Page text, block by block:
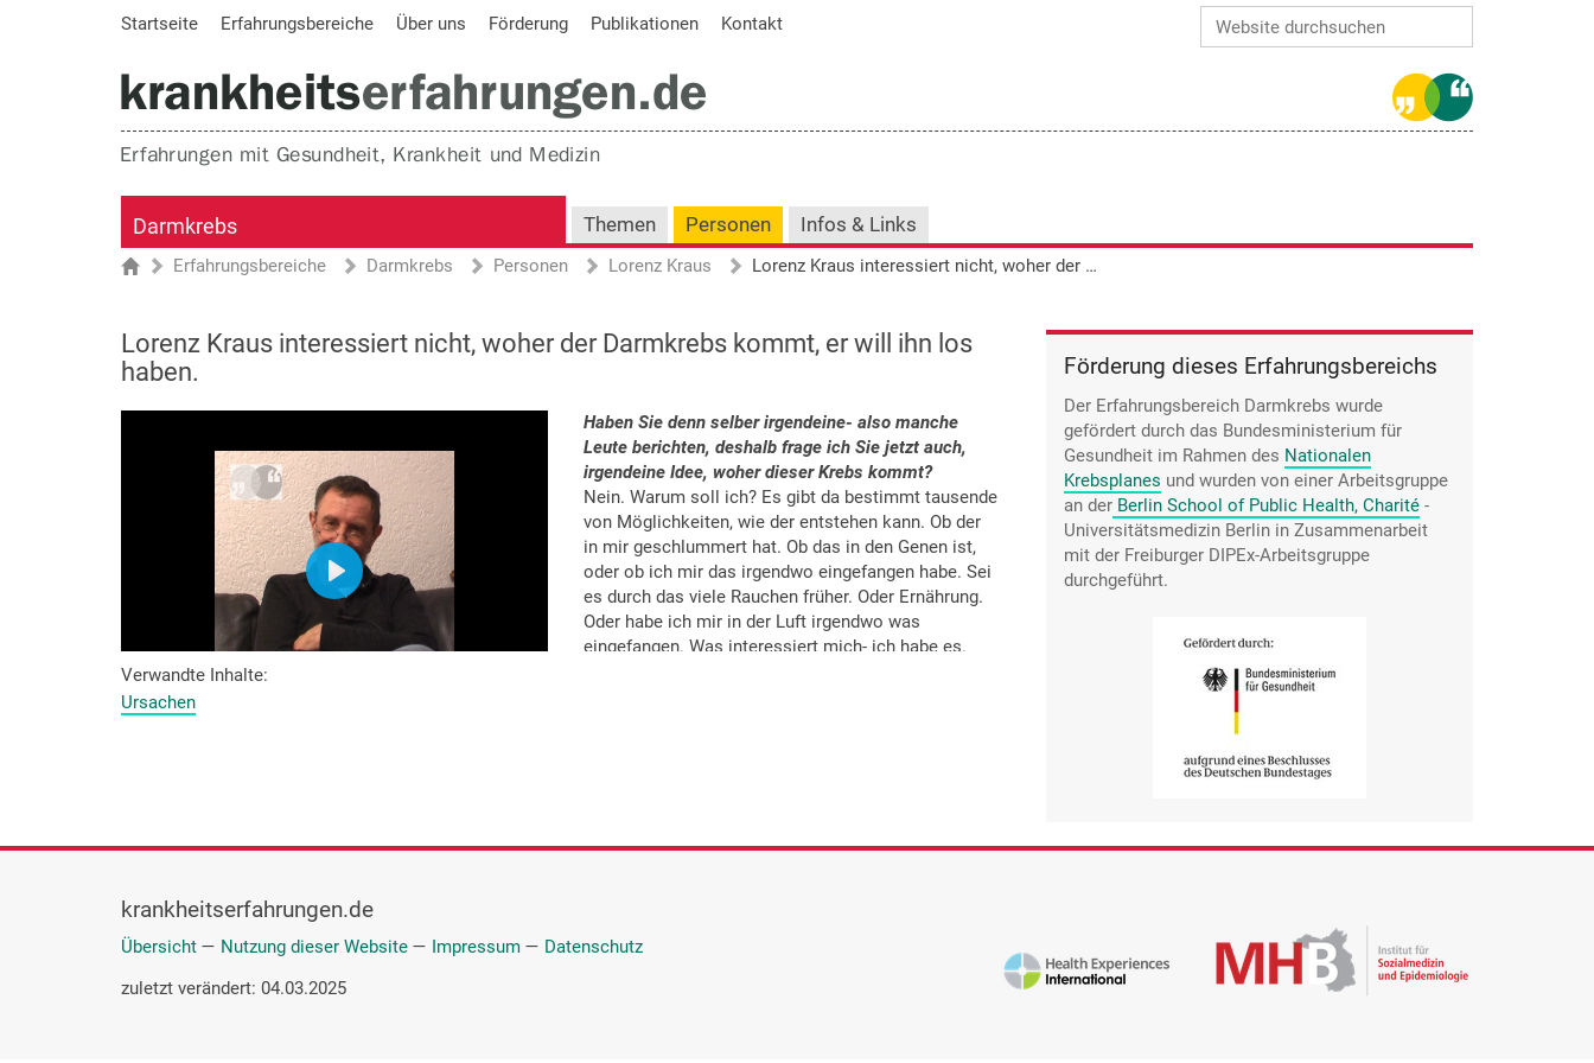
Erweiterte Suche…
Startseite Erfahrungsbereiche Über uns Förderung Publikationen Kontakt
Darmkrebs Themen Personen Infos & Links
Sie sind hier
StartseiteErfahrungsbereiche Darmkrebs Personen Lorenz Kraus Lorenz Kraus interessiert nicht, woher der Darmkrebs kommt, er will ihn los haben.
Lorenz Kraus interessiert nicht, woher der Darmkrebs kommt, er will ihn los
haben.
Haben Sie denn selber irgendeine- also manche
Leute berichten, deshalb frage ich Sie jetzt auch,
irgendeine Idee, woher dieser Krebs kommt?
Nein. Warum soll ich? Es gibt da bestimmt tausende
von Möglichkeiten, wie der entstehen kann. Ob der
in mir geschlummert hat. Ob das in den Genen ist,
oder ob ich mir das irgendwo eingefangen habe. Sei
es durch das viele Rauchen früher. Oder Ernährung.
Oder habe ich mir in der Luft irgendwo was
eingefangen. Was interessiert mich- ich habe es.
Verwandte Inhalte
Ursachen
Förderung dieses Erfahrungsbereichs
Der Erfahrungsbereich Darmkrebs wurde
gefördert durch das Bundesministerium für
Gesundheit im Rahmen des Nationalen
Krebsplanes und wurden von einer Arbeitsgruppe
an der Berlin School of Public Health, Charité -
Universitätsmedizin Berlin in Zusammenarbeit
mit der Freiburger DIPEx-Arbeitsgruppe
durchgeführt.
krankheitserfahrungen.de
Übersicht — Nutzung dieser Website — Impressum — Datenschutz
zuletzt verändert: 04.03.2025